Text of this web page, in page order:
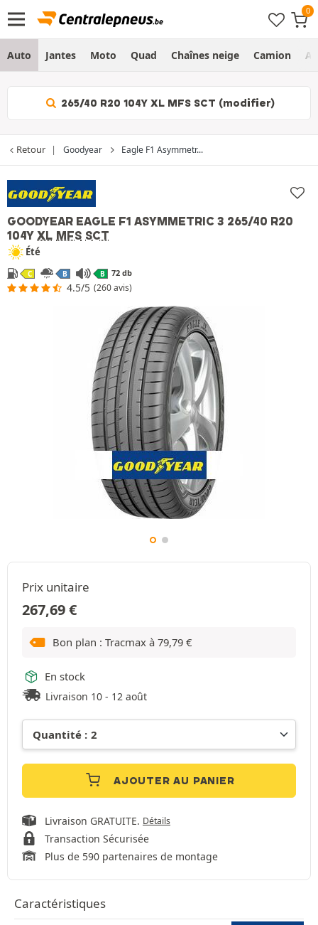
Auto Jantes Moto Quad Chaînes neige Camion
265/40 R20 104Y XL MFS SCT (modifier)
Retour Goodyear Eagle F1 Asymmetr...
GOODYEAR EAGLE F1 ASYMMETRIC 3 265/40 R20
104Y XL MFS SCT
Été
C B B 72 db
4.5/5 (260 avis)
Prix unitaire
267,69€
Bon plan : Tracmax à 79,79 €
En stock
Livraison 10 - 12 août
AJOUTER AU PANIER
Livraison GRATUITE. Détails
Transaction Sécurisée
Plus de 590 partenaires de montage
Caractéristiques